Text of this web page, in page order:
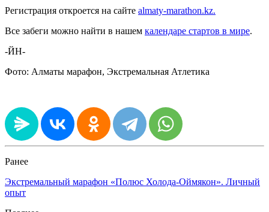
Регистрация откроется на сайте almaty-marathon.kz.
Все забеги можно найти в нашем календаре стартов в мире.
-ЙН-
Фото: Алматы марафон, Экстремальная Атлетика
Ранее
Экстремальный марафон «Полюс Холода-Оймякон». Личный
опыт